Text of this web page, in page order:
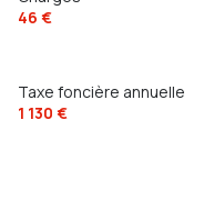
46 €
Taxe foncière annuelle
1 130 €